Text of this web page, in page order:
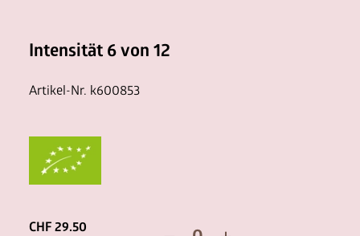
Intensität 6 von 12
Artikel-Nr. k600853
CHF 29.50